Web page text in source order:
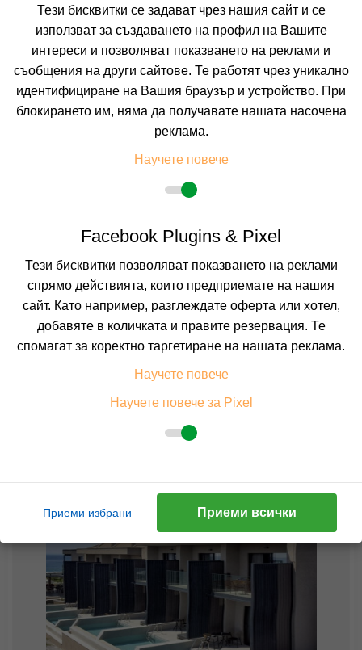
КАЛКУЛИРАЙ ЦЕНА
AMALIA HOTEL
KAVALA, KAVALA, GREECE Покажи на картата
0.0 (от 0 мнения на клиенти)
91.92 лв. /47.00 €
На изплащане с
-30% настаняване от 01.10 до 18.10
Тези бисквитки се задават чрез нашия сайт и се
използват за създаването на профил на Вашите
интереси и позволяват показването на реклами и
съобщения на други сайтове. Те работят чрез уникално
идентифициране на Вашия браузър и устройство. При
блокирането им, няма да получавате нашата насочена
реклама.
Научете повече
Facebook Plugins & Pixel
Тези бисквитки позволяват показването на реклами
спрямо действията, които предприемате на нашия
сайт. Като например, разглеждате оферта или хотел,
добавяте в количката и правите резервация. Те
спомагат за коректно таргетиране на нашата реклама.
Научете повече
Научете повече за Pixel
Приеми избрани Приеми всички